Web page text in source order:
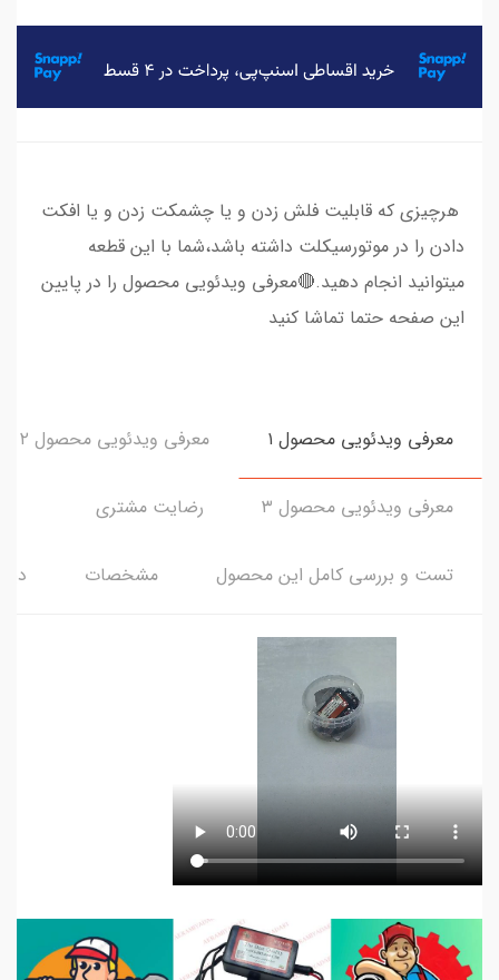
​​​​​​​​ هرچیزی که قابلیت فلش زدن و یا چشمکت زدن و یا افکت
دادن را در موتورسیکلت داشته باشد،شما با این قطعه
میتوانید انجام دهید.🔴معرفی ویدئویی محصول را در پایین
این صفحه حتما تماشا کنید
معرفی ویدئویی محصول ۱ معرفی ویدئویی محصول ۲
معرفی ویدئویی محصول ۳ رضایت مشتری
تست و بررسی کامل این محصول مشخصات